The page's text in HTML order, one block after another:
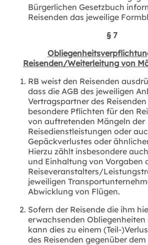
Bürgerlichen Gesetzbuch
Reisenden das jeweilige
§ 7
Reisenden/Weiterleitung von
RB weist den Reisenden
dass die AGB des jeweiligen
Vertragspartner des
besondere Pflichten für den
von auftretenden Mängeln der
Reisedienstleistungen oder
Gepäckverlustes oder
Hierzu zählt insbesondere
und Einhaltung von Vorgaben
Reiseveranstalters/
jeweiligen
Abwicklung von Flügen.
Sofern der Reisende die ihm
erwachsenden
kann dies zu einem (Teil-
des Reisenden gegenüber